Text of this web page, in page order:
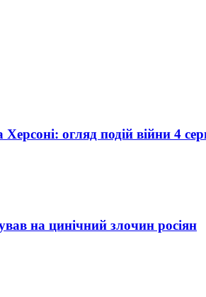
огляд подій війни 4
на цинічний злочин росіян